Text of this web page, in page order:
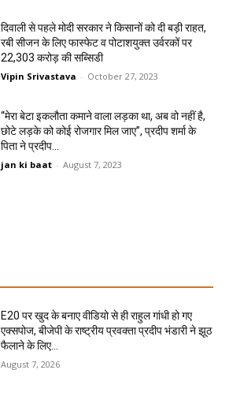
दिवाली से पहले मोदी सरकार ने किसानों को दी बड़ी राहत,
रबी सीजन के लिए फास्फेट व पोटाशयुक्त उर्वरकों पर
22,303 करोड़ की सब्सिडी
Vipin Srivastava - October 27, 2023
“मेरा बेटा इकलौता कमाने वाला लड़का था, अब वो नहीं है,
छोटे लड़के को कोई रोजगार मिल जाए”, प्रदीप शर्मा के
पिता ने प्रदीप...
jan ki baat - August 7, 2023
E20 पर खुद के बनाए वीडियो से ही राहुल गांधी हो गए
एक्सपोज, बीजेपी के राष्ट्रीय प्रवक्ता प्रदीप भंडारी ने झूठ
फैलाने के लिए...
August 7, 2026